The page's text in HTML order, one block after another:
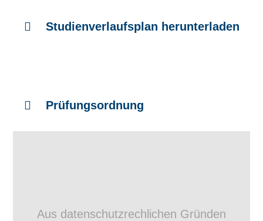
Studienverlaufsplan herunterladen
Prüfungsordnung
Aus datenschutzrechlichen Gründen